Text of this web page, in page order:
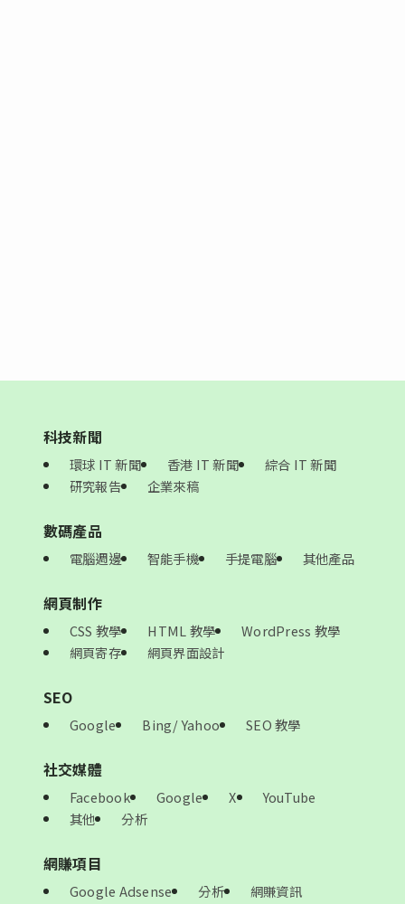
科技新聞
環球 IT 新聞 香港 IT 新聞
綜合 IT 新聞
研究報告
企業來稿
數碼產品
電腦週邊 智能手機 手提電腦 其他產品
網頁制作
CSS 教學 HTML 教學
WordPress 教學
網頁寄存
網頁界面設計
SEO
Google Bing/ Yahoo SEO 教學
社交媒體
Facebook Google X
YouTube
其他
分析
網賺項目
Google Adsense 分析
網賺資訊